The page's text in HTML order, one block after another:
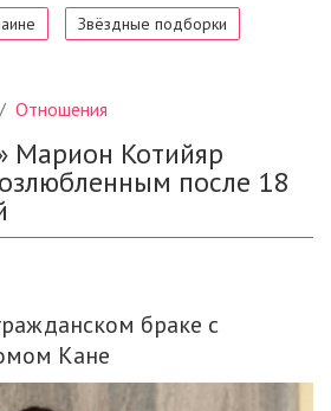
Звёздные подборки
Отношения
Марион Котийяр
после 18
браке с
Кане